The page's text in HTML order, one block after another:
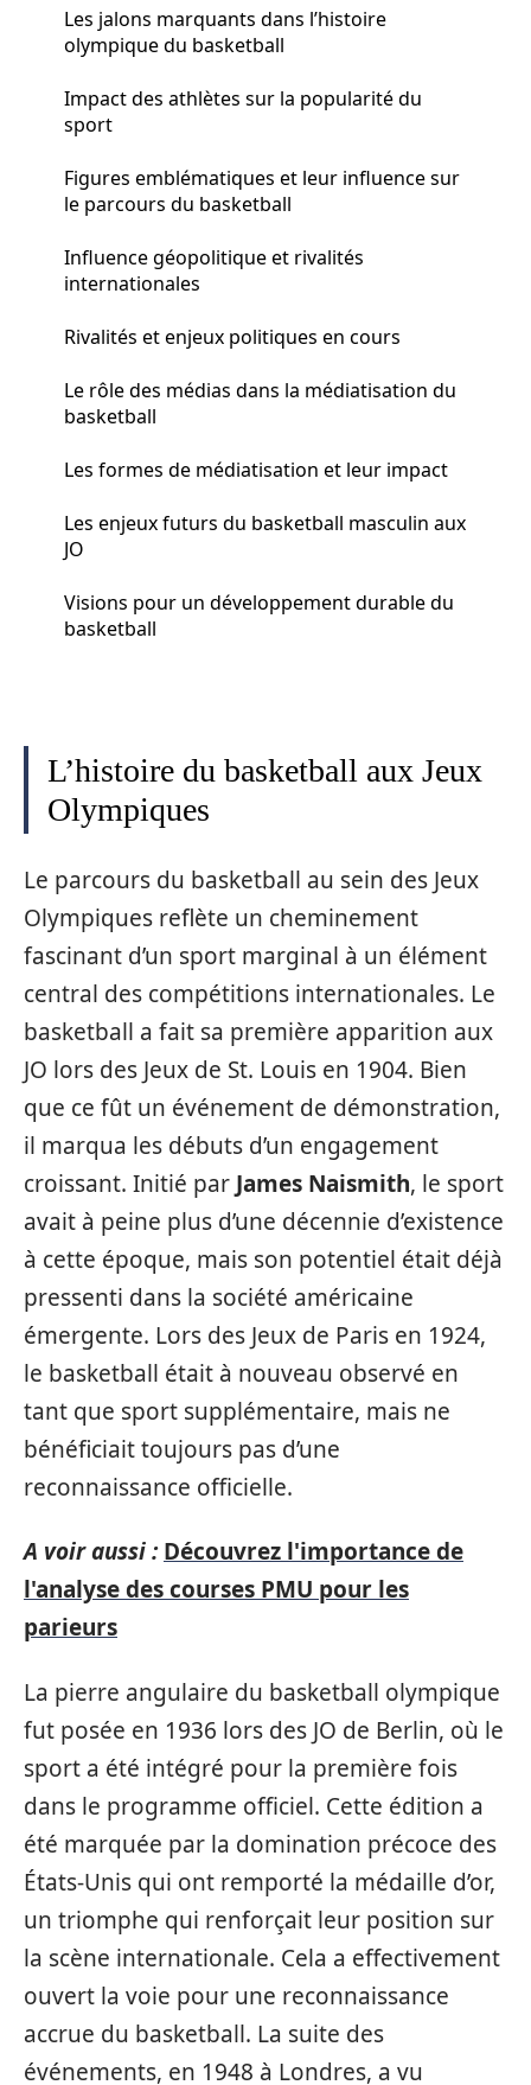
Les jalons marquants dans l’histoire
olympique du basketball
Impact des athlètes sur la popularité du
sport
Figures emblématiques et leur influence sur
le parcours du basketball
Influence géopolitique et rivalités
internationales
Rivalités et enjeux politiques en cours
Le rôle des médias dans la médiatisation du
basketball
Les formes de médiatisation et leur impact
Les enjeux futurs du basketball masculin aux
JO
Visions pour un développement durable du
basketball
L’histoire du basketball aux Jeux
Olympiques
Le parcours du basketball au sein des Jeux
Olympiques reflète un cheminement
fascinant d’un sport marginal à un élément
central des compétitions internationales. Le
basketball a fait sa première apparition aux
JO lors des Jeux de St. Louis en 1904. Bien
que ce fût un événement de démonstration,
il marqua les débuts d’un engagement
croissant. Initié par James Naismith, le sport
avait à peine plus d’une décennie d’existence
à cette époque, mais son potentiel était déjà
pressenti dans la société américaine
émergente. Lors des Jeux de Paris en 1924,
le basketball était à nouveau observé en
tant que sport supplémentaire, mais ne
bénéficiait toujours pas d’une
reconnaissance officielle.
A voir aussi : Découvrez l'importance de
l'analyse des courses PMU pour les
parieurs
La pierre angulaire du basketball olympique
fut posée en 1936 lors des JO de Berlin, où le
sport a été intégré pour la première fois
dans le programme officiel. Cette édition a
été marquée par la domination précoce des
États-Unis qui ont remporté la médaille d’or,
un triomphe qui renforçait leur position sur
la scène internationale. Cela a effectivement
ouvert la voie pour une reconnaissance
accrue du basketball. La suite des
événements, en 1948 à Londres, a vu